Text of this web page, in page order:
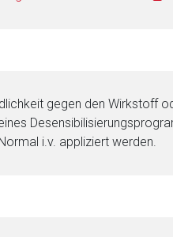
gegen den Wirkstoff
i.v. appliziert werden.